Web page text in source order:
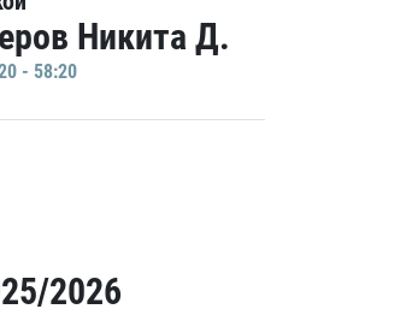
Никита Д.
- 58:20
2026